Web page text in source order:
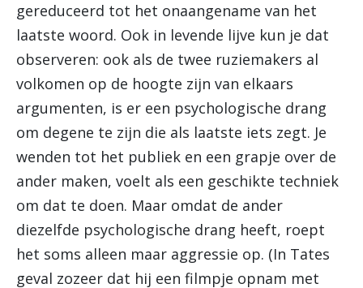
gereduceerd tot het onaangename van het
laatste woord. Ook in levende lijve kun je dat
observeren: ook als de twee ruziemakers al
volkomen op de hoogte zijn van elkaars
argumenten, is er een psychologische drang
om degene te zijn die als laatste iets zegt. Je
wenden tot het publiek en een grapje over de
ander maken, voelt als een geschikte techniek
om dat te doen. Maar omdat de ander
diezelfde psychologische drang heeft, roept
het soms alleen maar aggressie op. (In Tates
geval zozeer dat hij een filmpje opnam met